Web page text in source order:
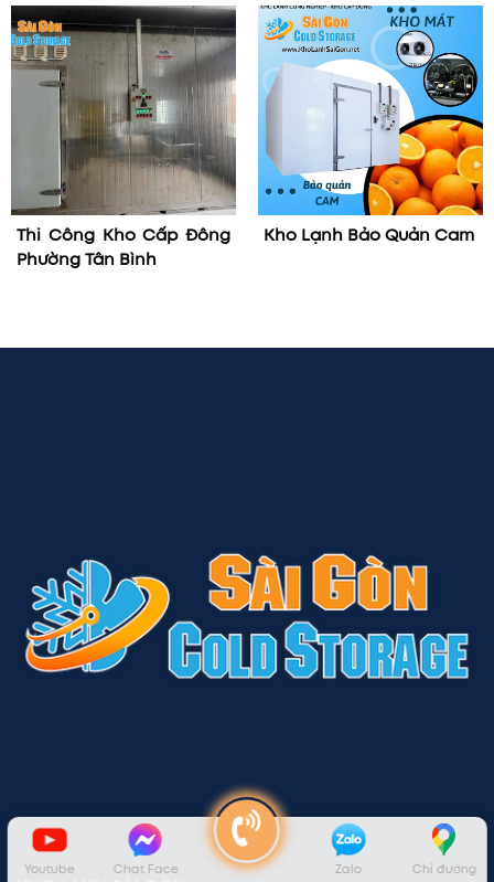
Youtube Chat Face Zalo Chỉ đường
Thi Công Kho Cấp Đông
Phường Tân Bình
Kho Lạnh Bảo Quản Cam